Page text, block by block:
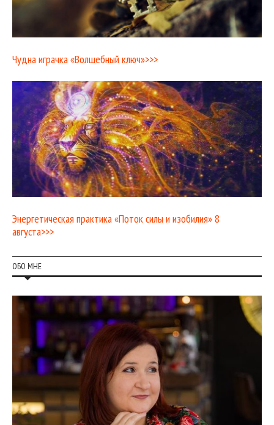
Чудна играчка «Волшебный ключ»>>>
Энергетическая практика «Поток силы и изобилия» 8
августа>>>
ОБО МНЕ